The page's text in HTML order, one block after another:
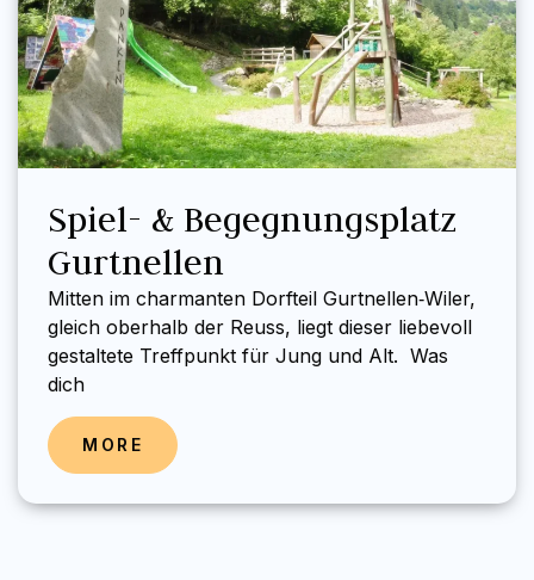
Spiel- & Begegnungsplatz
Gurtnellen
Mitten im charmanten Dorfteil Gurtnellen‑Wiler,
gleich oberhalb der Reuss, liegt dieser liebevoll
gestaltete Treffpunkt für Jung und Alt. Was
dich
MORE